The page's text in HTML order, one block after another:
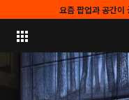
요즘 팝업과 공간이